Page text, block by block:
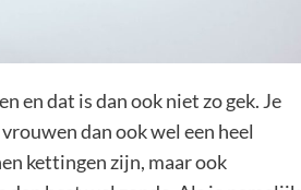
en dat is dan ook niet zo gek. Je
dan ook wel een heel
kettingen zijn, maar ook